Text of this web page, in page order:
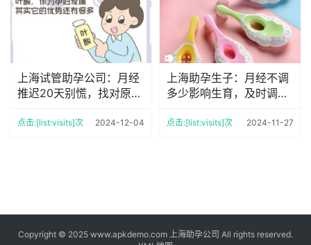
上海试管助孕公司：月经
推迟20天别慌，找对原因
点击:[list:visits]次 2024-12-04
上海助孕生子：月经不调
多少影响生育，及时调理
点击:[list:visits]次 2024-11-27
Copyright © 2025 www.apkdemo.com 上海助孕公司 All rights reserved.